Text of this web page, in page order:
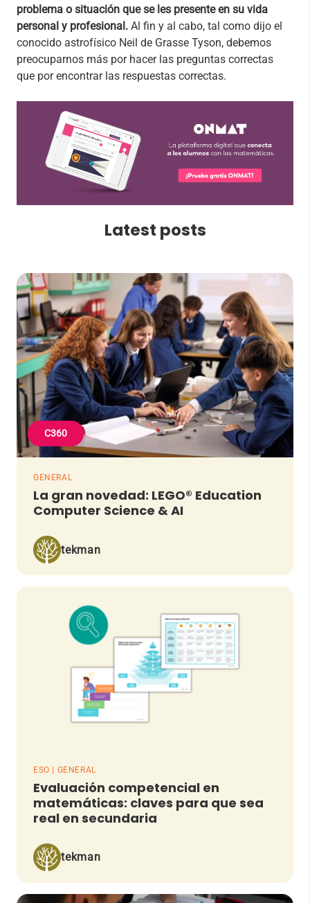
problema o situación que se les presente en su vida
personal y profesional. Al fin y al cabo, tal como dijo el
conocido astrofísico Neil de Grasse Tyson, debemos
preocuparnos más por hacer las preguntas correctas
que por encontrar las respuestas correctas.
Latest posts
C360
GENERAL
La gran novedad: LEGO® Education
Computer Science & AI
tekman
ESO | GENERAL
Evaluación competencial en
matemáticas: claves para que sea
real en secundaria
tekman